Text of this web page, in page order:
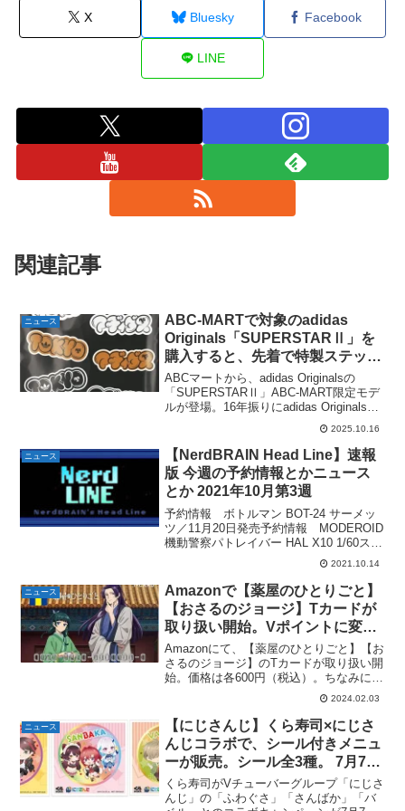
X Bluesky Facebook
LINE
関連記事
ニュース
ABC-MARTで対象のadidas
Originals「SUPERSTARⅡ」を
購入すると、先着で特製ステッカ
ーパックがもらえる。
ABCマートから、adidas Originalsの
「SUPERSTARⅡ」ABC-MART限定モデ
ルが登場。16年振りにadidas Originalsと
タッグを組むRIP SLYMEを起用した新ビ
ジュアル及びムービーを、2025年10月...
2025.10.16
ニュース
【NerdBRAIN Head Line】速報
版 今週の予約情報とかニュース
とか 2021年10月第3週
予約情報 ボトルマン BOT-24 サーメッ
ツ／11月20日発売予約情報 MODEROID
機動警察パトレイバー HAL X10 1/60スケ
ール 組み立て式プラスチックモデル／
2022年5月発売予定予約情報 【プレミア
ムバンダイ】S.H....
2021.10.14
ニュース
Amazonで【薬屋のひとりごと】
【おさるのジョージ】Tカードが
取り扱い開始。Vポイントに変わ
っても使える。
Amazonにて、【薬屋のひとりごと】【お
さるのジョージ】のTカードが取り扱い開
始。価格は各600円（税込）。ちなみに、
2024年4月22日、TポイントはVポイント
に変わりますが、今お持ちのTカードやT
ポイントはそのままお使いいただけます
と...
2024.02.03
ニュース
【にじさんじ】くら寿司×にじさ
んじコラボで、シール付きメニュ
ーが販売。シール全3種。 7月7日
～。
くら寿司がVチューバーグループ「にじさ
んじ」の「ふわぐさ」「さんばか」「バ